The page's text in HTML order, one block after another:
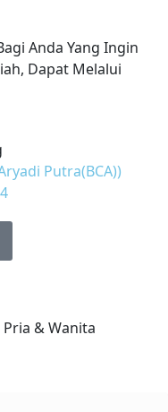
Anda Yang Ingin
Dapat Melalui
Putra(BCA))
& Wanita